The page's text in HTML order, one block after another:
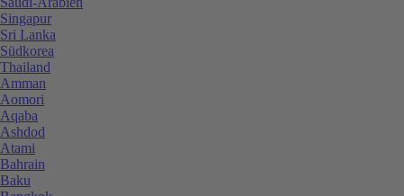
Singapur
Sri Lanka
Südkorea
Thailand
Amman
Aomori
Aqaba
Ashdod
Atami
Bahrain
Baku